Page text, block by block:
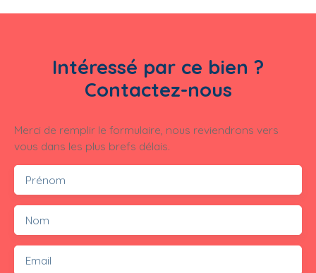
Intéressé par ce bien ?
Contactez-nous
Merci de remplir le formulaire, nous reviendrons vers
vous dans les plus brefs délais.
Prénom
Nom
Email